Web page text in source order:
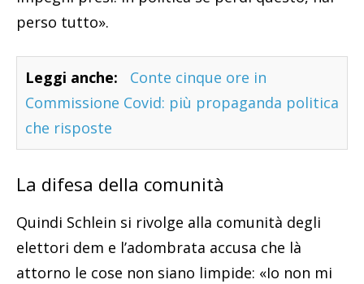
perso tutto».
Leggi anche:
Conte cinque ore in
Commissione Covid: più propaganda politica
che risposte
La difesa della comunità
Quindi Schlein si rivolge alla comunità degli
elettori dem e l’adombrata accusa che là
attorno le cose non siano limpide: «Io non mi